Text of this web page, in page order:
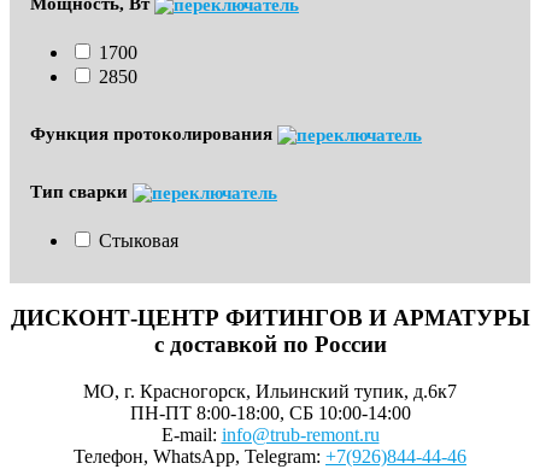
1700
2850
Функция протоколирования
Тип сварки
Стыковая
ДИСКОНТ-ЦЕНТР ФИТИНГОВ И АРМАТУРЫ
с доставкой по России
МО, г. Красногорск, Ильинский тупик, д.6к7
ПН-ПТ 8:00-18:00, СБ 10:00-14:00
E-mail: info@trub-remont.ru
Телефон, WhatsApp, Telegram: +7(926)844-44-46